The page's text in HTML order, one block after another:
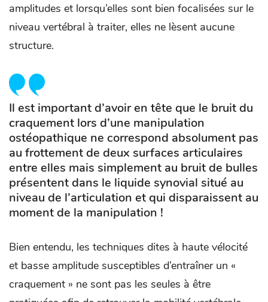
amplitudes et lorsqu’elles sont bien focalisées sur le
niveau vertébral à traiter, elles ne lèsent aucune
structure.
Il est important d’avoir en tête que le bruit du
craquement lors d’une manipulation
ostéopathique ne correspond absolument pas
au frottement de deux surfaces articulaires
entre elles mais simplement au bruit de bulles
présentent dans le liquide synovial situé au
niveau de l’articulation et qui disparaissent au
moment de la manipulation !
Bien entendu, les techniques dites à haute vélocité
et basse amplitude susceptibles d’entraîner un «
craquement » ne sont pas les seules à être